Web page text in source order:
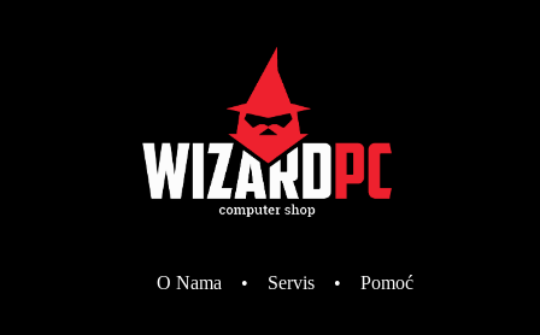
O Nama • Servis • Pomoć